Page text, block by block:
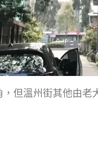
但溫州街其他由